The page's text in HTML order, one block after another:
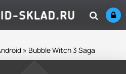
» Bubble Witch 3 Saga